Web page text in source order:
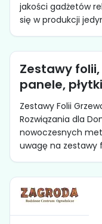
jakości gadżetów
się w produkcji
Zestawy
panele,
Zestawy Folii
Rozwiązania dla
nowoczesnych
uwagę na zestawy